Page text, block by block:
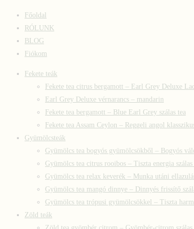
Főoldal
RÓLUNK
BLOG
Fiókom
Fekete teák
Fekete tea citrus bergamott – Earl Grey Deluxe
Earl Grey Deluxe vérnarancs – mandarin
Fekete tea bergamott – Blue Earl Grey szálas tea
Fekete tea Assam Ceylon – Reggeli angol
Gyümölcsteák
Gyümölcs tea bogyós gyümölcsökből – Bogyós
Gyümölcs tea citrus rooibos – Tiszta energia szálas
Gyümölcs tea relax keverék – Munka utáni
Gyümölcs tea mangó dinnye – Dinnyés frissítő
Gyümölcs tea trópusi gyümölcsökkel – Tiszta
Zöld teák